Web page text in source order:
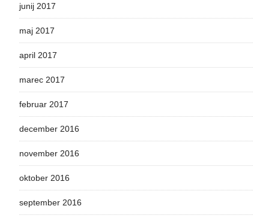
junij 2017
maj 2017
april 2017
marec 2017
februar 2017
december 2016
november 2016
oktober 2016
september 2016